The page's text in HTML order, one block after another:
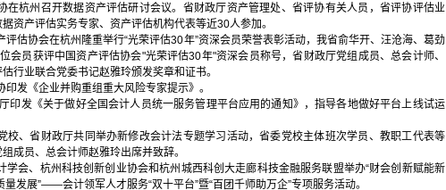
在杭州召开数据资产评估研讨会议。省财政厅资产管理处、省评协有关人员，省评协评估业
资产评估实务专家、资产评估机构代表等近30人参加。
评估协会在杭州隆重举行“光荣评估30年”资深会员荣誉表彰活动，我省俞华开、汪沧海、葛劲
会员获评中国资产评估协会"光荣评估30年"资深会员称号，省财政厅党组成员、总会计师、
行业联合党委书记赵雅玲颁发奖章和证书。
印发《企业并购重组重大风险专家提示》。
印发《关于做好全国会计人员统一服务管理平台应用的通知》，指导各地做好平台上线试运
校、省财政厅共同举办新修改会计法专题学习活动，省委党校主体班次学员、教职工代表等
成员、总会计师赵雅玲出席并致辞。
学会、杭州科技创新创业协会和杭州城西科创大走廊科技金融服务联盟举办“财会创新赋能新
发展”——会计领军人才服务“双十平台”暨“百团千师助万企”专项服务活动。